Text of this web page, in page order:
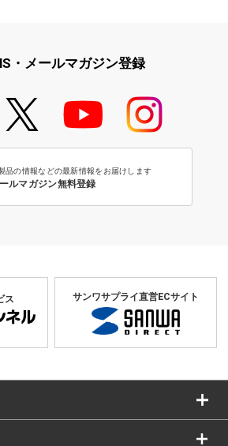
備特集
・メールマガジン登録
品の情報などの最新情報をお届けします
ルマガジン無料登録
ス サンワサプライ直営ECサイト